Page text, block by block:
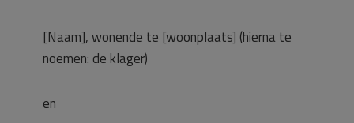
[Naam], wonende te [woonplaats] (hierna te
noemen: de klager)
en